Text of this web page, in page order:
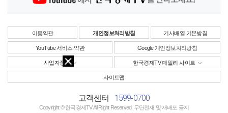
이용약관 개인정보처리방침 기사배열 기본방침
YouTube 서비스 약관 Google 개인정보처리방침
사업자정보 한국경제TV 패밀리 사이트
사이트맵
고객센터 1599-0700
Copyright © 한국경제TV All Right Reserved. 무단전재 및 재배포 금지